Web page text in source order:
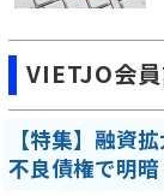
VIETJO会
【特集】融資
不良債権で明暗